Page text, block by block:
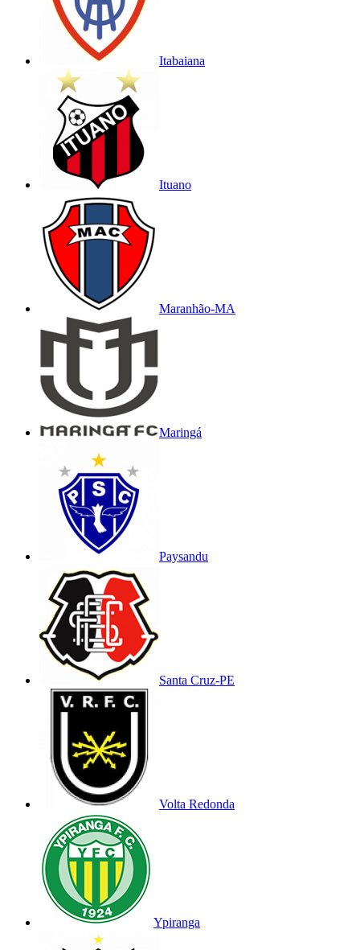
Itabaiana
Ituano
Maranhão-MA
Maringá
Paysandu
Santa Cruz-PE
Volta Redonda
Ypiranga